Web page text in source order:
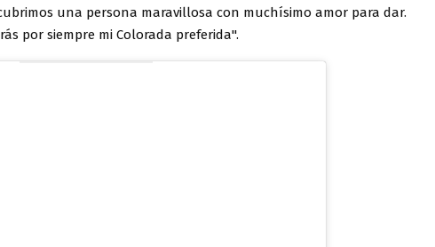
una persona maravillosa con muchísimo amor para dar.
por siempre mi Colorada preferida".